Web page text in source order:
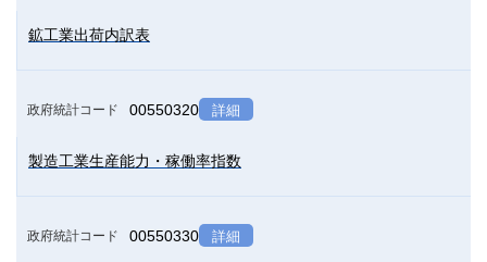
鉱工業出荷内訳表
政府統計コード 00550320 詳細
製造工業生産能力・稼働率指数
政府統計コード 00550330 詳細